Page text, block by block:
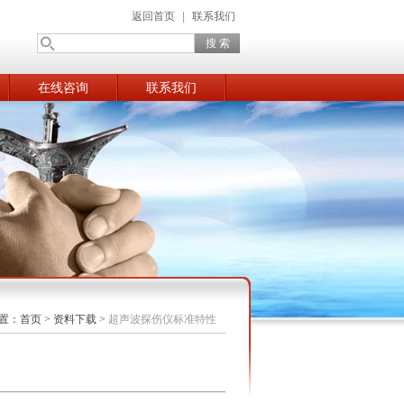
返回首页 联系我们
在线咨询 联系我们
： 首页 > 资料下载 > 超声波探伤仪标准特性